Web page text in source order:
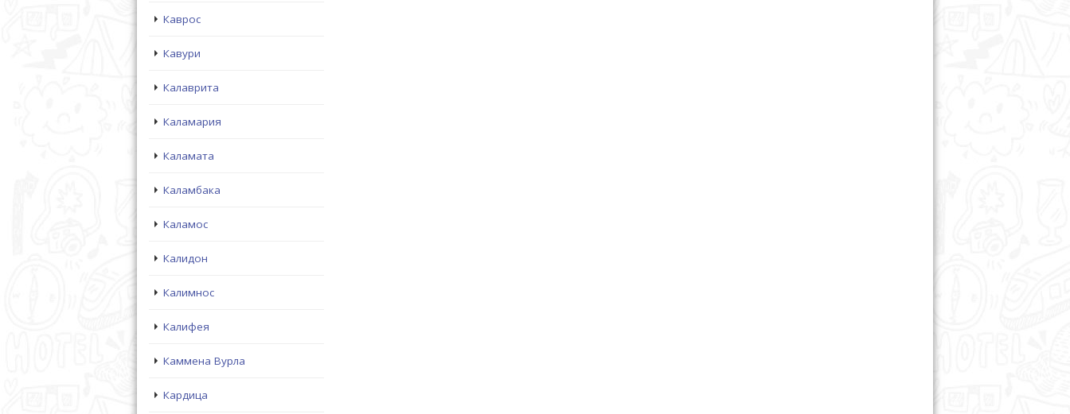
Каврос
Кавури
Калаврита
Каламария
Каламата
Каламбака
Каламос
Калидон
Калимнос
Калифея
Каммена Вурла
Кардица